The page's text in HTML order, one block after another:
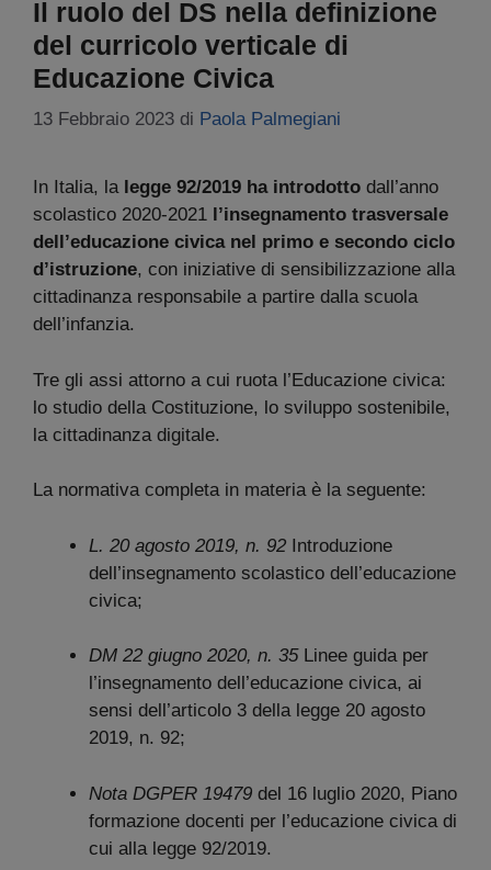
Il ruolo del DS nella definizione
del curricolo verticale di
Educazione Civica
13 Febbraio 2023 di Paola Palmegiani
In Italia, la legge 92/2019 ha introdotto dall’anno
scolastico 2020-2021 l’insegnamento trasversale
dell’educazione civica nel primo e secondo ciclo
d’istruzione, con iniziative di sensibilizzazione alla
cittadinanza responsabile a partire dalla scuola
dell’infanzia.
Tre gli assi attorno a cui ruota l’Educazione civica:
lo studio della Costituzione, lo sviluppo sostenibile,
la cittadinanza digitale.
La normativa completa in materia è la seguente:
L. 20 agosto 2019, n. 92 Introduzione
dell’insegnamento scolastico dell’educazione
civica;
DM 22 giugno 2020, n. 35Linee guida per
l’insegnamento dell’educazione civica, ai
sensi dell’articolo 3 della legge 20 agosto
2019, n. 92;
Nota DGPER 19479 del 16 luglio 2020, Piano
formazione docenti per l’educazione civica di
cui alla legge 92/2019.